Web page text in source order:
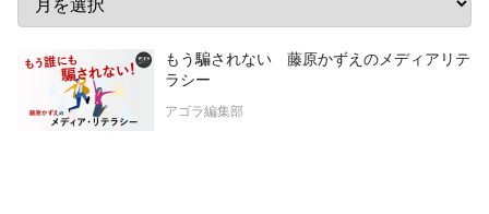
もう騙されない 藤原かずえのメディアリテ
ラシー
アゴラ編集部